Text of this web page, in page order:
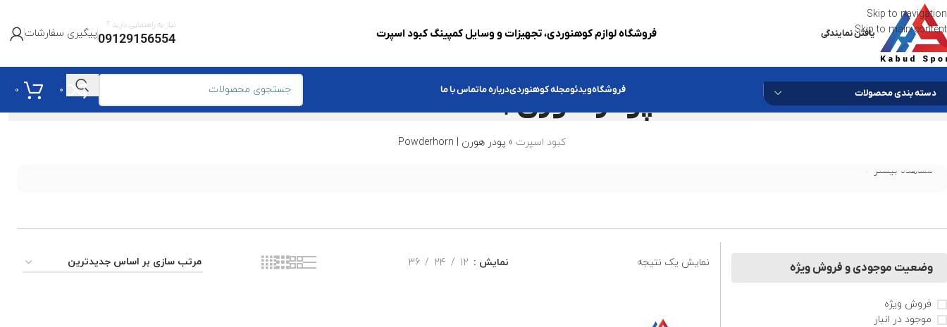
Skip to navigation
Skip to main contentیافتن نمایندگی فروشگاه لوازم کوهنوردی، تجهیزات و وسایل کمپینگ کبود اسپرت
نیاز به راهنمایی دارید ؟
09129156554پیگیری سفارشات
دسته بندی محصولات فروشگاهویدئومجله کوهنوردیدرباره ماتماس با ما 0
0 پودر هورن | Powderhorn
کبود اسپرت » پودر هورن | Powderhorn
مشاهده بیشتر
وضعیت موجودی و فروش ویژه
فروش ویژه
موجود در انبار
نمایش یک نتیجه نمایش 12
24
36